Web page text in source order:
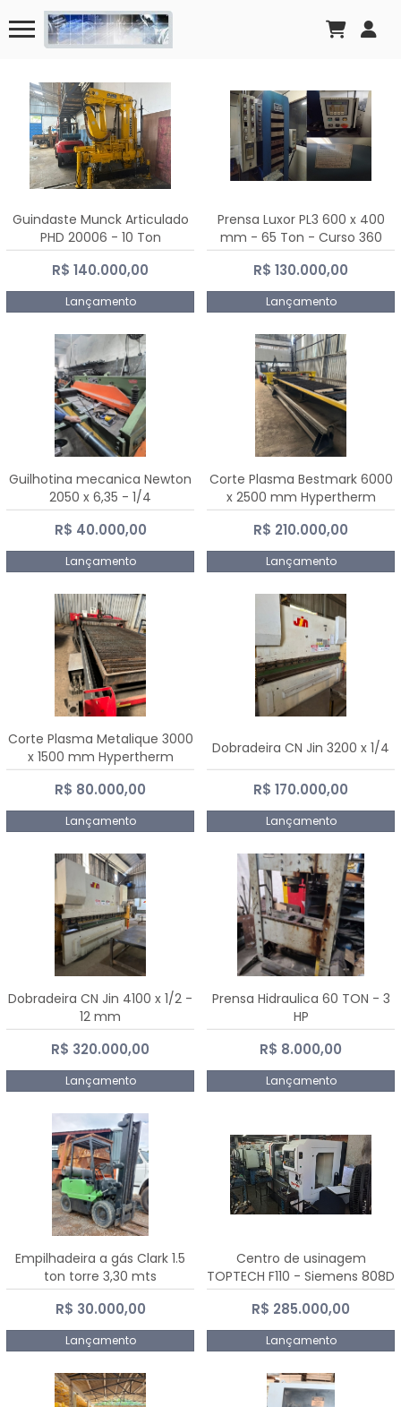
Guindaste Munck Articulado
PHD 20006 - 10 Ton
R$ 140.000,00
Lançamento
Prensa Luxor PL3 600 x 400
mm - 65 Ton - Curso 360
mm
R$ 130.000,00
Lançamento
Guilhotina mecanica Newton
2050 x 6,35 - 1/4
R$ 40.000,00
Lançamento
Corte Plasma Bestmark 6000
x 2500 mm Hypertherm
MaxPro 200
R$ 210.000,00
Lançamento
Corte Plasma Metalique 3000
x 1500 mm Hypertherm
Powermax 45 xp
R$ 80.000,00
Lançamento
Dobradeira CN Jin 3200 x 1/4
R$ 170.000,00
Lançamento
Dobradeira CN Jin 4100 x 1/2 -
12 mm
R$ 320.000,00
Lançamento
Prensa Hidraulica 60 TON - 3
HP
R$ 8.000,00
Lançamento
Empilhadeira a gás Clark 1.5
ton torre 3,30 mts
R$ 30.000,00
Lançamento
Centro de usinagem
TOPTECH F110 - Siemens 808D
Advanced
R$ 285.000,00
Lançamento